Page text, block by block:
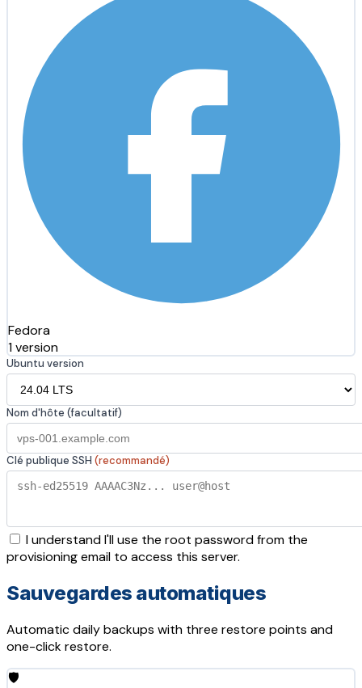
Fedora
1 version
Ubuntu version
Nom d'hôte (facultatif)
Clé publique SSH (recommandé)
I understand I'll use the root password from the
provisioning email to access this server.
Sauvegardes automatiques
Automatic daily backups with three restore points and
one-click restore.
🛡️